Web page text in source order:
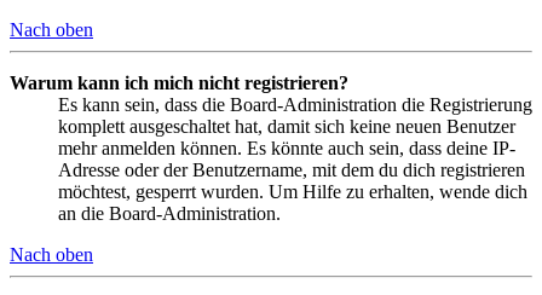
Nach oben
Warum kann ich mich nicht registrieren?
Es kann sein, dass die Board-Administration die Registrierung
komplett ausgeschaltet hat, damit sich keine neuen Benutzer
mehr anmelden können. Es könnte auch sein, dass deine IP-
Adresse oder der Benutzername, mit dem du dich registrieren
möchtest, gesperrt wurden. Um Hilfe zu erhalten, wende dich
an die Board-Administration.
Nach oben